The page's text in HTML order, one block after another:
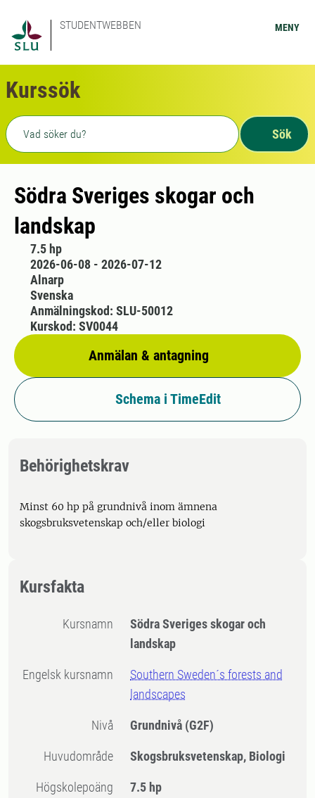
STUDENTWEBBEN MENY
Kurssök
Fritext sökning
Sök
Södra Sveriges skogar och
landskap
7.5 hp
2026-06-08 - 2026-07-12
Alnarp
Svenska
Anmälan & antagning
Anmälningskod: SLU-50012
Kurskod: SV0044
Schema i TimeEdit
Behörighetskrav
Minst 60 hp på grundnivå inom ämnena
skogsbruksvetenskap och/eller biologi
Kursfakta
Kursnamn
Södra Sveriges skogar och
landskap
Engelsk kursnamn
Southern Sweden´s forests and
landscapes
Nivå Grundnivå (G2F)
Huvudområde Skogsbruksvetenskap, Biologi
högskolepoäng 7.5 hp